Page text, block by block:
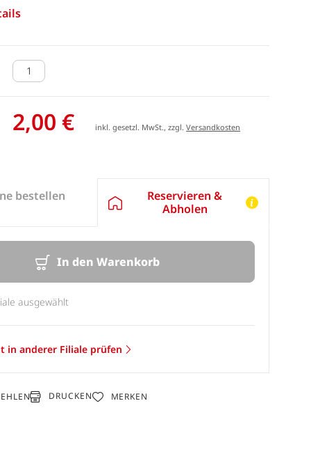
2,00 € inkl. gesetzl. MwSt., zzgl.Versandkosten
bestellen
Reservieren &
Abholen
In den Warenkorb
ausgewählt
in anderer Filiale prüfen
DRUCKEN MERKEN